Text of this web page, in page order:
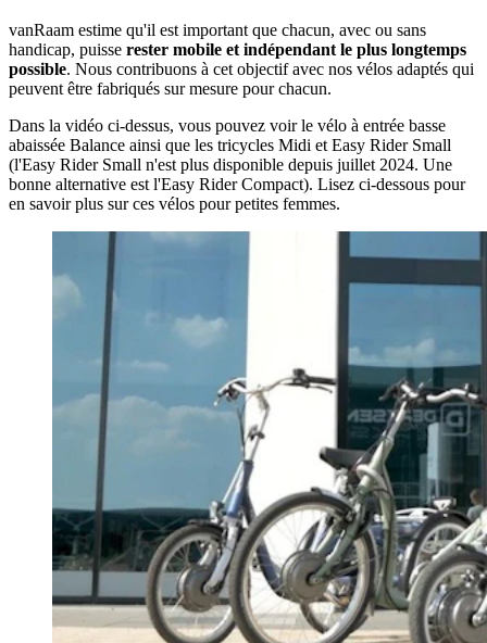
vanRaam estime qu'il est important que chacun, avec ou sans
handicap, puisse rester mobile et indépendant le plus longtemps
possible. Nous contribuons à cet objectif avec nos vélos adaptés qui
peuvent être fabriqués sur mesure pour chacun.
Dans la vidéo ci-dessus, vous pouvez voir le vélo à entrée basse
abaissée Balance ainsi que les tricycles Midi et Easy Rider Small
(l'Easy Rider Small n'est plus disponible depuis juillet 2024. Une
bonne alternative est l'Easy Rider Compact). Lisez ci-dessous pour
en savoir plus sur ces vélos pour petites femmes.